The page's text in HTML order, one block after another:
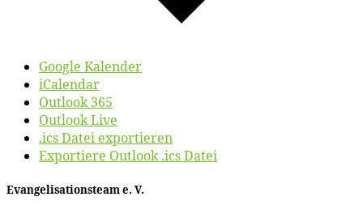
Google Kalender
iCalendar
Outlook 365
Outlook Live
.ics Datei exportieren
Exportiere Outlook .ics Datei
Evan­ge­li­sa­ti­ons­team e. V.